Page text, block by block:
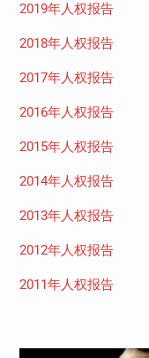
2019年人权报告
2018年人权报告
2017年人权报告
2016年人权报告
2015年人权报告
2014年人权报告
2013年人权报告
2012年人权报告
2011年人权报告